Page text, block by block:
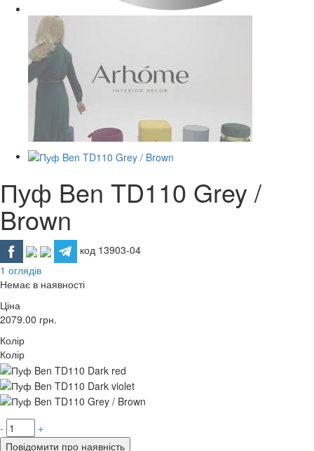
Пуф Ben TD110 Grey /
Brown
код 13903-04
1 оглядів
Немає в наявності
Ціна
2079.00 грн.
Колір
Колір
-
+
Повідомити про наявність